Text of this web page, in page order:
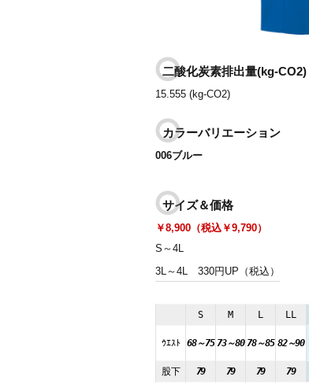
二酸化炭素排出量(kg-CO2)
15.555 (kg-CO2)
カラーバリエーション
006ブルー
サイズ＆価格
￥8,900（税込￥9,790）
S～4L
3L～4L
330円UP（税込）
S M L LL
ｳｴｽﾄ 68～75 73～80 78～85 82～90
股下
79 79 79 79